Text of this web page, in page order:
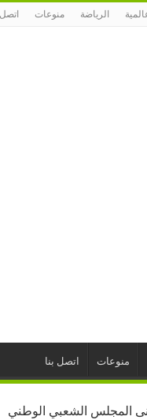
الرياضة منوعات اتصل
منوعات اتصل بنا
المجلس الشعبي الوطني